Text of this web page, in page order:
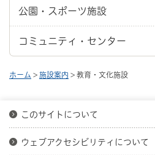
公園・スポーツ施設
コミュニティ・センター
ホーム > 施設案内 > 教育・文化施設
このサイトについて
ウェブアクセシビリティについて